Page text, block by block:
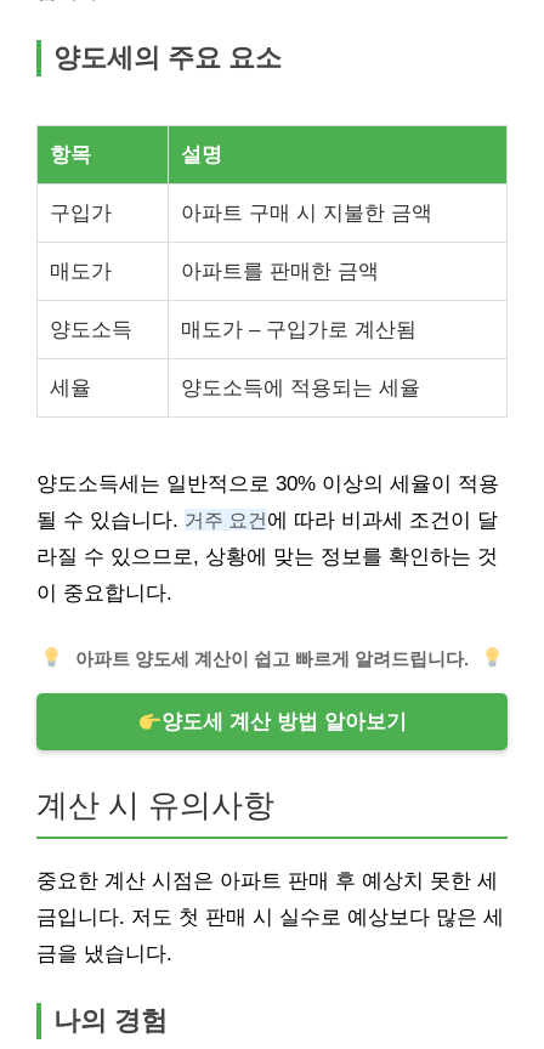
양도세의 주요 요소
항목 설명
구입가 아파트 구매 시 지불한 금액
매도가 아파트를 판매한 금액
양도소득 매도가 – 구입가로 계산됨
세율 양도소득에 적용되는 세율
양도소득세는 일반적으로 30% 이상의 세율이 적용
될 수 있습니다. 거주 요건에 따라 비과세 조건이 달
라질 수 있으므로, 상황에 맞는 정보를 확인하는 것
이 중요합니다.
아파트 양도세 계산이 쉽고 빠르게 알려드립니다.
양도세 계산 방법 알아보기
계산 시 유의사항
중요한 계산 시점은 아파트 판매 후 예상치 못한 세
금입니다. 저도 첫 판매 시 실수로 예상보다 많은 세
금을 냈습니다.
나의 경험